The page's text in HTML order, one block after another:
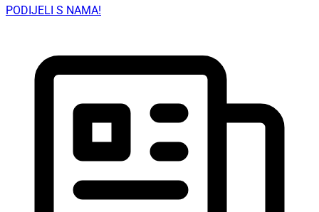
PODIJELI S NAMA!